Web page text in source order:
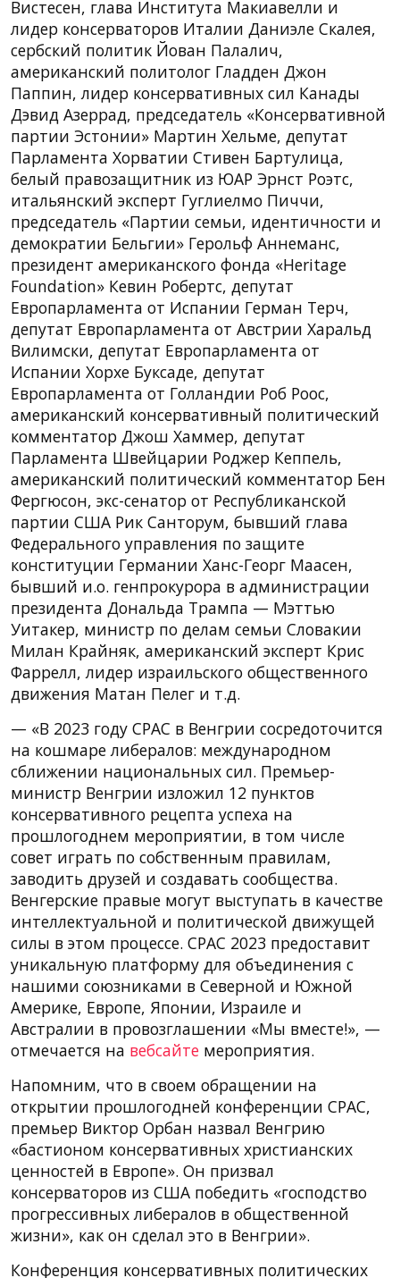
Вистесен, глава Института Макиавелли и
лидер консерваторов Италии Даниэле Скалея,
сербский политик Йован Палалич,
американский политолог Гладден Джон
Паппин, лидер консервативных сил Канады
Дэвид Азеррад, председатель «Консервативной
партии Эстонии» Мартин Хельме, депутат
Парламента Хорватии Стивен Бартулица,
белый правозащитник из ЮАР Эрнст Роэтс,
итальянский эксперт Гуглиелмо Пиччи,
председатель «Партии семьи, идентичности и
демократии Бельгии» Герольф Аннеманс,
президент американского фонда «Heritage
Foundation» Кевин Робертс, депутат
Европарламента от Испании Герман Терч,
депутат Европарламента от Австрии Харальд
Вилимски, депутат Европарламента от
Испании Хорхе Буксаде, депутат
Европарламента от Голландии Роб Роос,
американский консервативный политический
комментатор Джош Хаммер, депутат
Парламента Швейцарии Роджер Кеппель,
американский политический комментатор Бен
Фергюсон, экс-сенатор от Республиканской
партии США Рик Санторум, бывший глава
Федерального управления по защите
конституции Германии Ханс-Георг Маасен,
бывший и.о. генпрокурора в администрации
президента Дональда Трампа — Мэттью
Уитакер, министр по делам семьи Словакии
Милан Крайняк, американский эксперт Крис
Фаррелл, лидер израильского общественного
движения Матан Пелег и т.д.
— «В 2023 году CPAC в Венгрии сосредоточится
на кошмаре либералов: международном
сближении национальных сил. Премьер-
министр Венгрии изложил 12 пунктов
консервативного рецепта успеха на
прошлогоднем мероприятии, в том числе
совет играть по собственным правилам,
заводить друзей и создавать сообщества.
Венгерские правые могут выступать в качестве
интеллектуальной и политической движущей
силы в этом процессе. CPAC 2023 предоставит
уникальную платформу для объединения с
нашими союзниками в Северной и Южной
Америке, Европе, Японии, Израиле и
Австралии в провозглашении «Мы вместе!», —
отмечается на вебсайте мероприятия.
Напомним, что в своем обращении на
открытии прошлогодней конференции CPAC,
премьер Виктор Орбан назвал Венгрию
«бастионом консервативных христианских
ценностей в Европе». Он призвал
консерваторов из США победить «господство
прогрессивных либералов в общественной
жизни», как он сделал это в Венгрии».
Конференция консервативных политических